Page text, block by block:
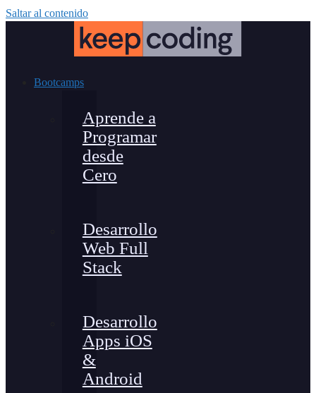
Saltar al contenido
Bootcamps
Aprende a
Programar
desde
Cero
Desarrollo
Web Full
Stack
Desarrollo
Apps iOS
&
Android